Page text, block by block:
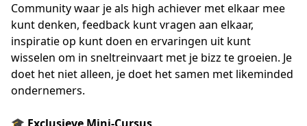
Community waar je als high achiever met elkaar mee
kunt denken, feedback kunt vragen aan elkaar,
inspiratie op kunt doen en ervaringen uit kunt
wisselen om in sneltreinvaart met je bizz te groeien. Je
doet het niet alleen, je doet het samen met likeminded
ondernemers.